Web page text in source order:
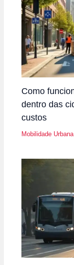
Como
dentro das
custos
Mobilidade Urbana